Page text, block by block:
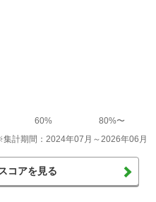
60%
80%〜
計期間：2024年07月～2026年06月
コアを見る